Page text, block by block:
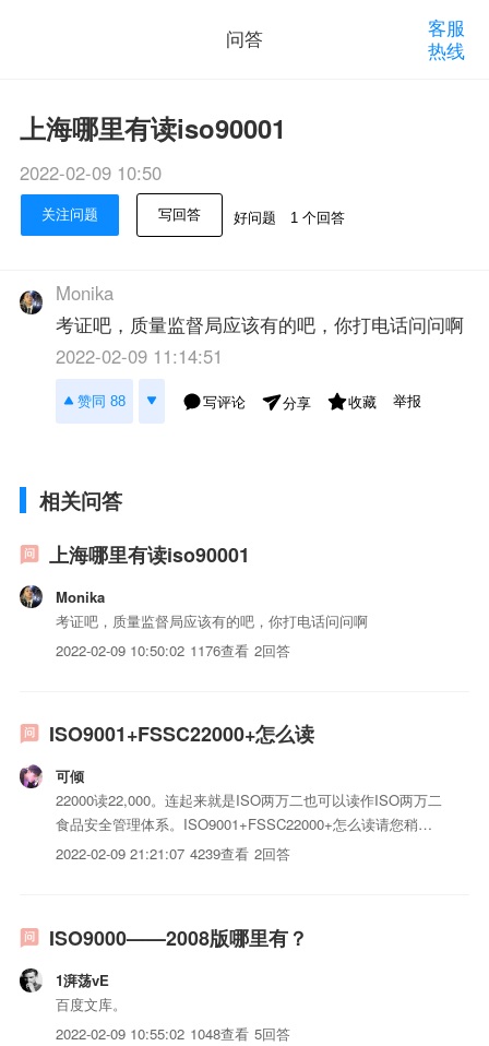
问答
客服
热线
上海哪里有读iso90001
2022-02-09 10:50
关注问题 写回答 好问题 1 个回答
Monika
考证吧，质量监督局应该有的吧，你打电话问问啊
2022-02-09 11:14:51
赞同 88 写评论 分享 收藏 举报
相关问答
上海哪里有读iso90001
Monika
考证吧，质量监督局应该有的吧，你打电话问问啊
2022-02-09 10:50:02 1176查看 2回答
ISO9001+FSSC22000+怎么读
可倾
22000读22,000。连起来就是ISO两万二也可以读作ISO两万二
食品安全管理体系。ISO9001+FSSC22000+怎么读请您稍等
请问老师ISO9001+FSSC22000+怎么读22000读22,000。连起
2022-02-09 21:21:07 4239查看 2回答
ISO9000——2008版哪里有？
1湃荡vE
百度文库。
2022-02-09 10:55:02 1048查看 5回答